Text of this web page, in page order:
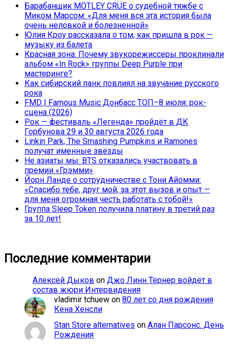
Барабанщик MÖTLEY CRÜE о судебной тяжбе с
Миком Марсом: «Для меня вся эта история была
очень неловкой и болезненной»
Юлия Кроу рассказала о том, как пришла в рок —
музыку из балета
Красная зона: Почему звукорежиссеры проклинали
альбом «In Rock» группы Deep Purple при
мастеринге?
Как сибирский панк повлиял на звучание русского
рока
FMD | Famous Music Донбасс ТОП–8 июля: рок-
сцена (2026)
Рок — фестиваль «Легенда» пройдёт в ДК
Горбунова 29 и 30 августа 2026 года
Linkin Park, The Smashing Pumpkins и Ramones
получат именные звёзды
Не азиаты мы: BTS отказались участвовать в
премии «Грэмми»
Йорн Ланде о сотрудничестве с Тони Айомми:
«Спасибо тебе, друг мой, за этот вызов и опыт —
для меня огромная честь работать с тобой!»
Группа Sleep Token получила платину в третий раз
за 10 лет!
Последние комментарии
Алексей Дыков on Джо Линн Тёрнер войдёт в
состав жюри Интервидения
vladimir tchuew on 80 лет со дня рождения
Кена Хенсли
Stan Store alternatives on Алан Парсонс. День
Рождения